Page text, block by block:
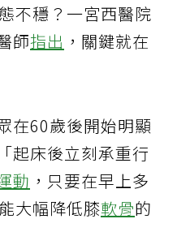
不穩？一宮西醫院
師指出 ，關鍵就在
在60歲後開始明顯
起床後立刻承重行
動 ，只要在早上多
大幅降低膝軟骨的